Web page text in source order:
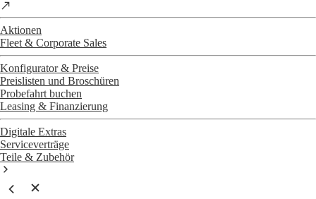
Aktionen
Fleet & Corporate Sales
Konfigurator & Preise
Preislisten und Broschüren
Probefahrt buchen
Leasing & Finanzierung
Digitale Extras
Serviceverträge
Teile & Zubehör